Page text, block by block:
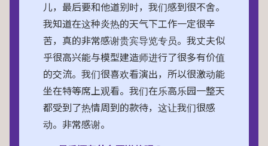
儿，最后要和他道别时，我们感到很不舍。
我知道在这种炎热的天气下工作一定很辛
苦，真的非常感谢贵宾导览专员。我丈夫似
乎很高兴能与模型建造师进行了很多有价值
的交流。我们很喜欢看演出，所以很激动能
坐在特等席上观看。我们在乐高乐园一整天
都受到了热情周到的款待，这让我们很感
动。非常感谢。